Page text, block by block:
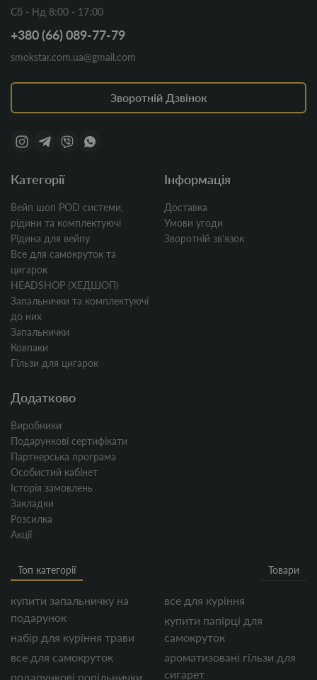
Сб - Нд 8:00 - 17:00
+380 (66) 089-77-79
smokstar.com.ua@gmail.com
Зворотній Дзвінок
Категорії
Вейп шоп POD системи,
рідини та комплектуючі
Рідина для вейпу
Все для самокруток та
цигарок
HEADSHOP (ХЕДШОП)
Запальнички та комплектуючі
до них
Запальнички
Ковпаки
Гільзи для цигарок
Інформація
Доставка
Умови угоди
Зворотній звʼязок
Додатково
Виробники
Подарункові сертифікати
Партнерська програма
Особистий кабінет
Історія замовлень
Закладки
Розсилка
Акції
Топ категорії Товари
купити запальничку на
подарунок
набір для куріння трави
все для самокруток
подарункові попільнички
все для куріння
купити папірці для
самокруток
ароматизовані гільзи для
сигарет